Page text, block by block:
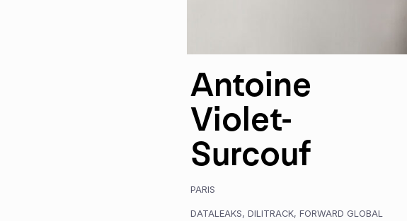
Antoine
Violet-
Surcouf
PARIS
DATALEAKS, DILITRACK, FORWARD GLOBAL